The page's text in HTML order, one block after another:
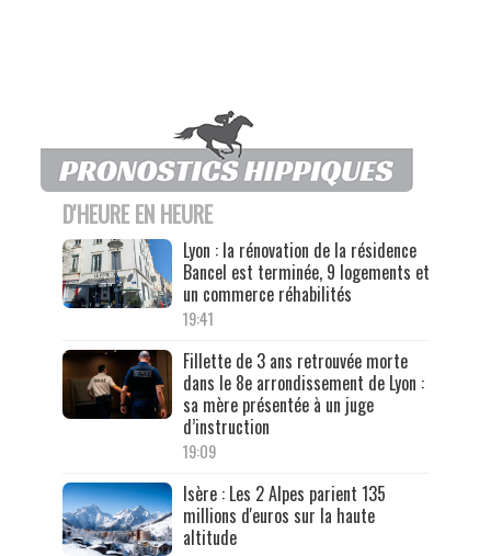
D'HEURE EN HEURE
Lyon : la rénovation de la résidence
Bancel est terminée, 9 logements et
un commerce réhabilités
19:41
Fillette de 3 ans retrouvée morte
dans le 8e arrondissement de Lyon :
sa mère présentée à un juge
d’instruction
19:09
Isère : Les 2 Alpes parient 135
millions d'euros sur la haute
altitude